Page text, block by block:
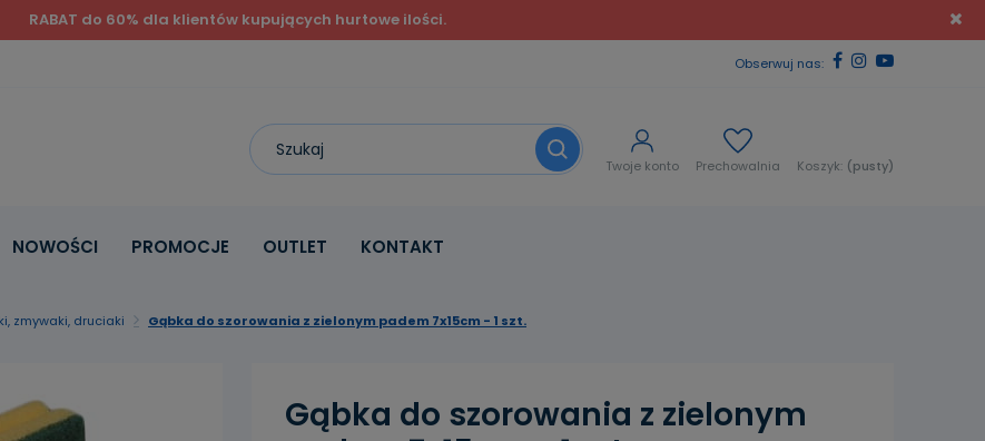
RABAT do 60% dla klientów kupujących hurtowe ilości.
Obserwuj nas:
Koszyk: (pusty)
Prechowalnia
Twoje konto
NOWOŚCI PROMOCJE OUTLET KONTAKT
zmywaki, druciaki Gąbka do szorowania z zielonym padem 7x15cm - 1 szt.
Gąbka do szorowania z zielonym